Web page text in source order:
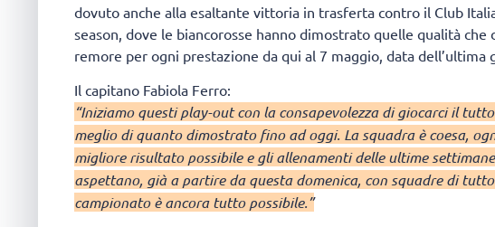
dovuto anche alla esaltante vittoria in trasferta contro il Club
season, dove le biancorosse hanno dimostrato quelle qualità
remore per ogni prestazione da qui al 7 maggio, data dell’ultima
Il capitano Fabiola Ferro:
“Iniziamo questi play-out con la consapevolezza di giocarci il
meglio di quanto dimostrato fino ad oggi. La squadra è coesa,
migliore risultato possibile e gli allenamenti delle ultime
aspettano, già a partire da questa domenica, con squadre di
campionato è ancora tutto possibile.”